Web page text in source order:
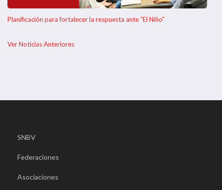
Planificación para fortalecer la respuesta ante “El Niño”
Ver Noticias Anteriores
SNBV
Federaciones
Asociaciones